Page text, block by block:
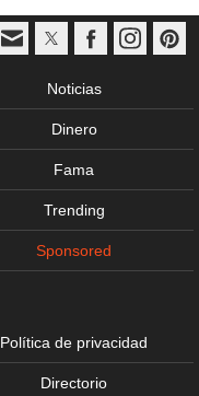
Noticias
Dinero
Fama
Trending
Sponsored
Política de privacidad
Directorio